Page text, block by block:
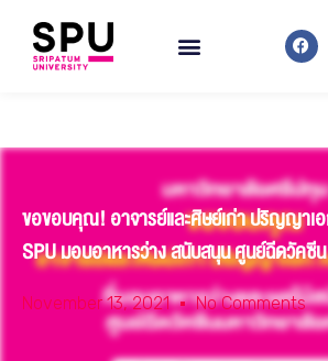
ขอขอบคุณ! อาจารย์และศิษย์เก่า ปริญญา
SPU มอบอาหารว่าง สนับสนุน ศูนย์ฉีดวัคซี
November 13, 2021 No Comments